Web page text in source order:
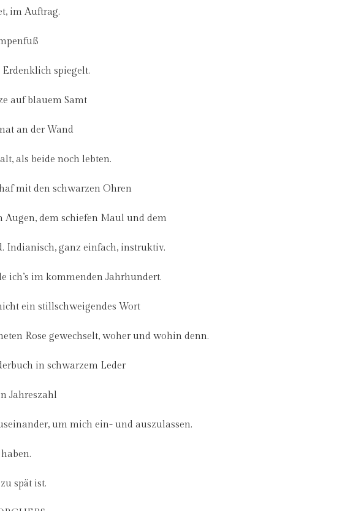
im Auftrag.
spiegelt.
auf blauem Samt
an der Wand
als beide noch lebten.
mit den schwarzen Ohren
Augen, dem schiefen Maul und dem
Indianisch, ganz einfach, instruktiv.
ich’s im kommenden Jahrhundert.
ein stillschweigendes Wort
Rose gewechselt, woher und wohin denn.
in schwarzem Leder
Jahreszahl
um mich ein- und auszulassen.
spät ist.